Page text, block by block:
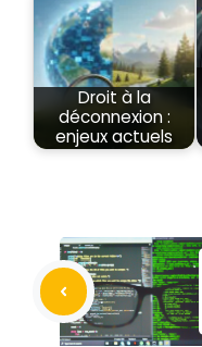
Droit à la
déconnexion :
enjeux actuels